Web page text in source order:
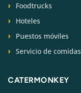
Foodtrucks
Hoteles
Puestos móviles
Servicio de comidas
CATERMONKEY